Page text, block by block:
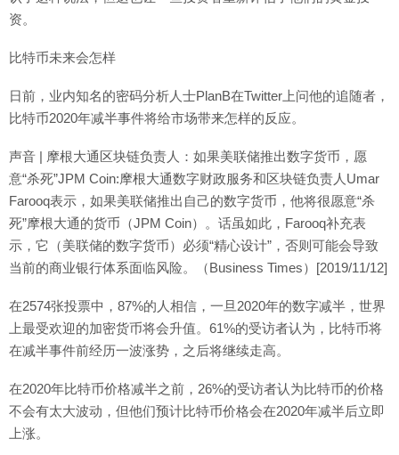
资。
比特币未来会怎样
日前，业内知名的密码分析人士PlanB在Twitter上问他的追随者，
比特币2020年减半事件将给市场带来怎样的反应。
声音 | 摩根大通区块链负责人：如果美联储推出数字货币，愿
意“杀死”JPM Coin:摩根大通数字财政服务和区块链负责人Umar
Farooq表示，如果美联储推出自己的数字货币，他将很愿意“杀
死”摩根大通的货币（JPM Coin）。话虽如此，Farooq补充表
示，它（美联储的数字货币）必须“精心设计”，否则可能会导致
当前的商业银行体系面临风险。（Business Times）[2019/11/12]
在2574张投票中，87%的人相信，一旦2020年的数字减半，世界
上最受欢迎的加密货币将会升值。61%的受访者认为，比特币将
在减半事件前经历一波涨势，之后将继续走高。
在2020年比特币价格减半之前，26%的受访者认为比特币的价格
不会有太大波动，但他们预计比特币价格会在2020年减半后立即
上涨。